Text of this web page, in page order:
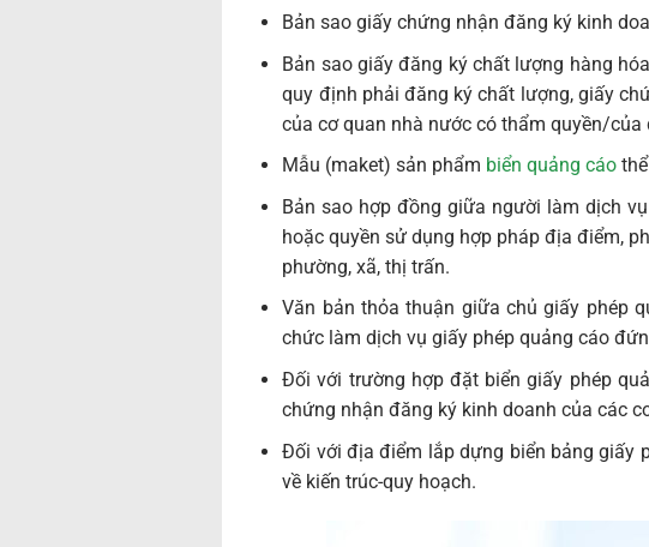
Bản sao giấy chứng nhận đăng ký kinh
Bản sao giấy đăng ký chất lượng hàng
quy định phải đăng ký chất lượng, giấy
của cơ quan nhà nước có thẩm quyền/
Mẫu (maket) sản phẩm biển quảng cáo
Bản sao hợp đồng giữa người làm dịch
hoặc quyền sử dụng hợp pháp địa điểm,
phường, xã, thị trấn.
Văn bản thỏa thuận giữa chủ giấy phép
chức làm dịch vụ giấy phép quảng cáo
Đối với trường hợp đặt biển giấy phép
chứng nhận đăng ký kinh doanh của các
Đối với địa điểm lắp dựng biển bảng giấy
về kiến trúc-quy hoạch.